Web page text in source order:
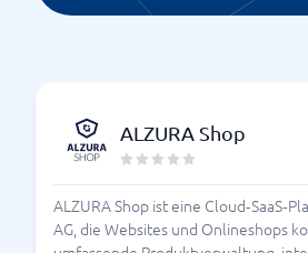
ALZURA Shop
ALZURA Shop ist eine
AG, die Websites und Onlineshops